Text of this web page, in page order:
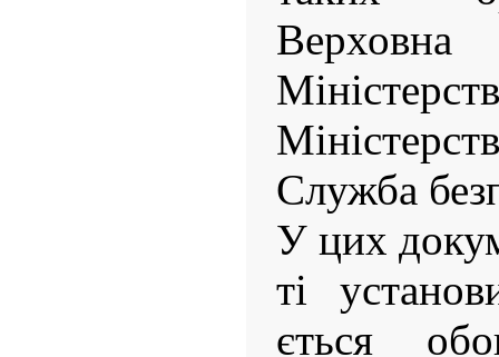
Служба
У цих
ті
ється